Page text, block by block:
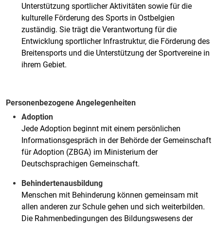
Unterstützung sportlicher Aktivitäten sowie für die
kulturelle Förderung des Sports in Ostbelgien
zuständig. Sie trägt die Verantwortung für die
Entwicklung sportlicher Infrastruktur, die Förderung des
Breitensports und die Unterstützung der Sportvereine in
ihrem Gebiet.
Personenbezogene Angelegenheiten
Adoption
Jede Adoption beginnt mit einem persönlichen
Informationsgespräch in der Behörde der Gemeinschaft
für Adoption (ZBGA) im Ministerium der
Deutschsprachigen Gemeinschaft.
Behindertenausbildung
Menschen mit Behinderung können gemeinsam mit
allen anderen zur Schule gehen und sich weiterbilden.
Die Rahmenbedingungen des Bildungswesens der